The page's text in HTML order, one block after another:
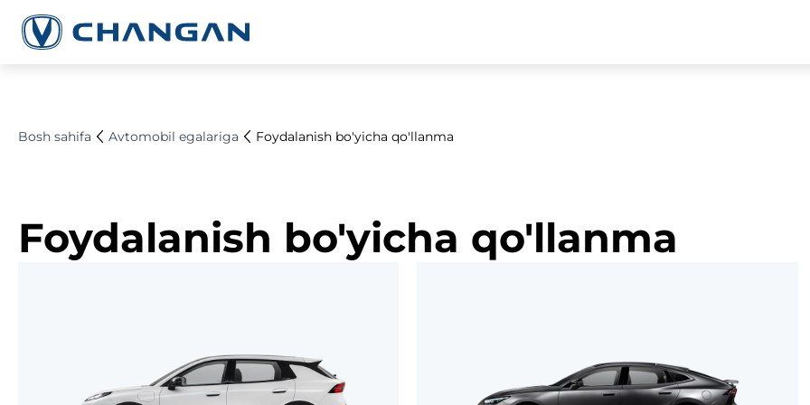
Bosh sahifa Avtomobil egalariga Foydalanish bo'yicha qo'llanma
Foydalanish bo'yicha qo'llanma